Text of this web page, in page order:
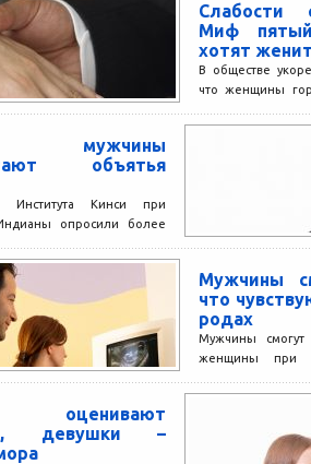
Слабости
Миф
хотят
В обществе
что женщины
до сих...
мужчины
объятья
Института Кинси при
опросили более
Мужчины
что
родах
Мужчины смогут
женщины при
недавно
оценивают
девушки –